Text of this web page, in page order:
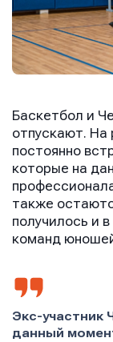
Баскетбол и
отпускают. На
постоянно
которые на
также
получилось и
команд
Экс-участник
данный